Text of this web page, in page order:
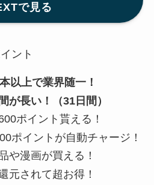
で見る
ント
以上で業界随一！
が長い！（31日間）
ポイント貰える！
ポイントが自動チャージ！
や漫画が買える！
元されて超お得！